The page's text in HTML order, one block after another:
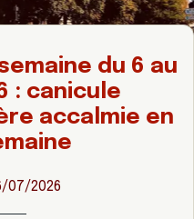
du 6 au
: canicule
accalmie en
07/2026